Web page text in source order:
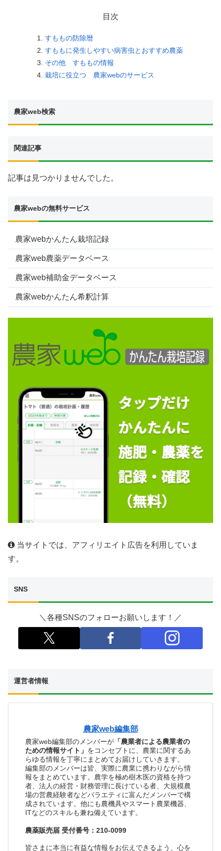
目次
すももの防除暦
すももに発生しやすい病害虫とおすすめ農薬
その他 すももの情報
栽培に役立つ 農家webのサービス
農家web検索
関連記事
記事は見つかりませんでした。
農家webの無料サービス
農家webかんたん栽培記録
農家web農薬データベース
農家web補助金データベース
農家webかんたん希釈計算
当サイトでは、アフィリエイト広告を利用していま
す。
SNS
＼各種SNSのフォローお願いします！／
運営者情報
農家web編集部
農家web編集部のメンバーが 「農業者による農業者の
ための情報サイト」 をコンセプトに、農業に関するあ
らゆる情報を丁寧にまとめてお届けしていきます。
編集部のメンバーは皆、実際に農業に携わりながら情
報をまとめています。農学を極め樹木医の資格を持つ
者、法人の経営・財務管理に長けている者、大規模農
場の営農経験者などバラエティに富んだメンバーで構
成されています。他にも農機具やスマート農業機器、
ITなどのスキルも兼ね備えています。
農薬販売届 受付番号：210-0099
皆さまに本当に有益な情報をお伝えできるよう、心を